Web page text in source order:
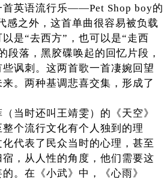
首英语流行乐——Pet Shop boy的
感之外，这首单曲很容易被负载
是“去西方”，也可以是“走西
段落，黑胶碟唤起的回忆片段，
讽刺。这两首歌一首凄婉回望
。两种基调悲喜交集，形成了
当时还叫王靖雯）的《天空》
个流行文化有个人独到的理
代表了民众当时的心理，甚至
，从人性的角度，他们需要这
。在《小武》中，《心雨》